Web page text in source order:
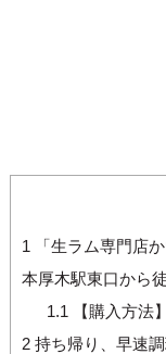
1 「生ラム専門店
本厚木駅東口から
1.1 【購入方法】
2持ち帰り、早速